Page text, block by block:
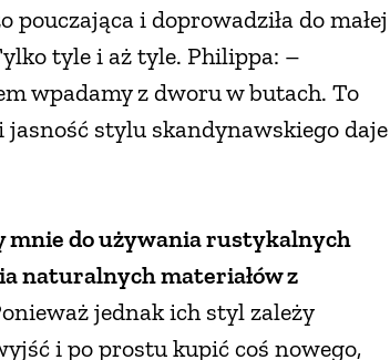
i doprowadziła do małej
tyle i aż tyle. Philippa: –
wpadamy z dworu w butach. To
stylu skandynawskiego daje
mnie do używania rustykalnych
naturalnych materiałów z
jednak ich styl zależy
i po prostu kupić coś nowego,